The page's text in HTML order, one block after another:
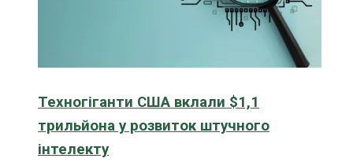
Техногіганти США вклали $1,1
трильйона у розвиток штучного
інтелекту